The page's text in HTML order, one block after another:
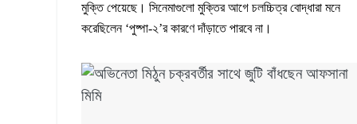
মুক্তি পেয়েছে। সিনেমাগুলো মুক্তির আগে চলচ্চিত্র বোদ্ধারা মনে
করেছিলেন ‘পুষ্পা-২’র কারণে দাঁড়াতে পারবে না।